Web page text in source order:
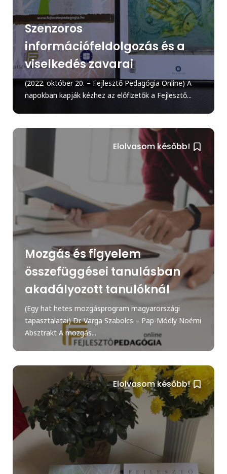
Szenzoros
információfeldolgozás és a
viselkedés zavarai
(2022. október 20. – Fejlesztő Pedagógia Online) A
napokban kapják kézhez az előfizetők a Fejlesztő...
Elolvasom később!
Mozgás és figyelem
összefüggései tanulásban
akadályozott tanulóknál
(Egy hat hetes mozgásprogram magyarországi
tapasztalatai) Dr. Varga Szabolcs – Pap-Módly Noémi
Absztrakt A mozgás...
Elolvasom később!